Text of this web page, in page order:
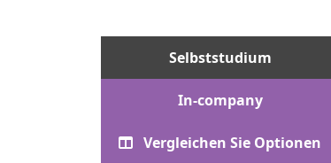
Selbststudium
In-company
Vergleichen Sie Optionen